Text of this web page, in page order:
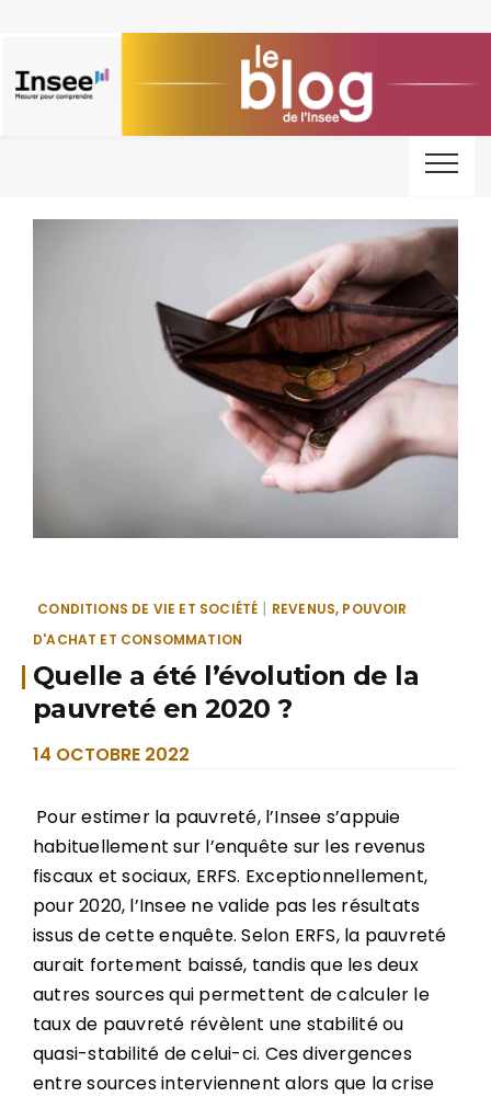
CONDITIONS DE VIE ET SOCIÉTÉ | REVENUS, POUVOIR
D'ACHAT ET CONSOMMATION
Quelle a été l’évolution de la
pauvreté en 2020 ?
14 OCTOBRE 2022
Pour estimer la pauvreté, l’Insee s’appuie
habituellement sur l’enquête sur les revenus
fiscaux et sociaux, ERFS. Exceptionnellement,
pour 2020, l’Insee ne valide pas les résultats
issus de cette enquête. Selon ERFS, la pauvreté
aurait fortement baissé, tandis que les deux
autres sources qui permettent de calculer le
taux de pauvreté révèlent une stabilité ou
quasi-stabilité de celui-ci. Ces divergences
entre sources interviennent alors que la crise